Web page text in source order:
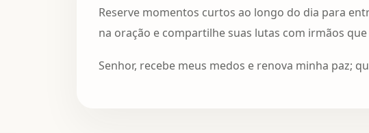
Reserve momentos curtos ao longo do dia para
na oração e compartilhe suas lutas com irmãos
Senhor, recebe meus medos e renova minha paz;